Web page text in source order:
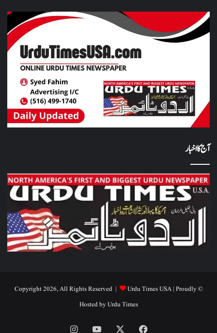
آج کا اخبار
© Copyright 2026, All Rights Reserved |
Urdu Times USA| Proudly
Hosted byUrdu Times
Facebook
YouTube